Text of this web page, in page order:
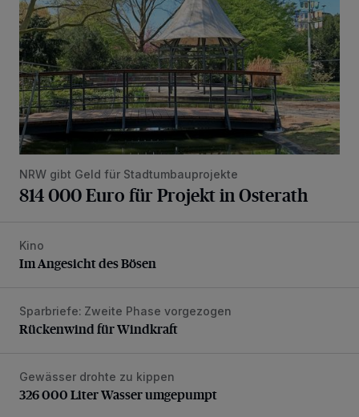
NRW gibt Geld für Stadtumbauprojekte
814 000 Euro für Projekt in Osterath
Im Angesicht des Bösen
Kino
Im Angesicht des Bösen
Rückenwind für Windkraft
Sparbriefe: Zweite Phase vorgezogen
Rückenwind für Windkraft
326 000 Liter Wasser umgepumpt
Gewässer drohte zu kippen
326 000 Liter Wasser umgepumpt